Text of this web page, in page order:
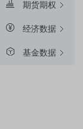
期货期权
经济数据
基金数据